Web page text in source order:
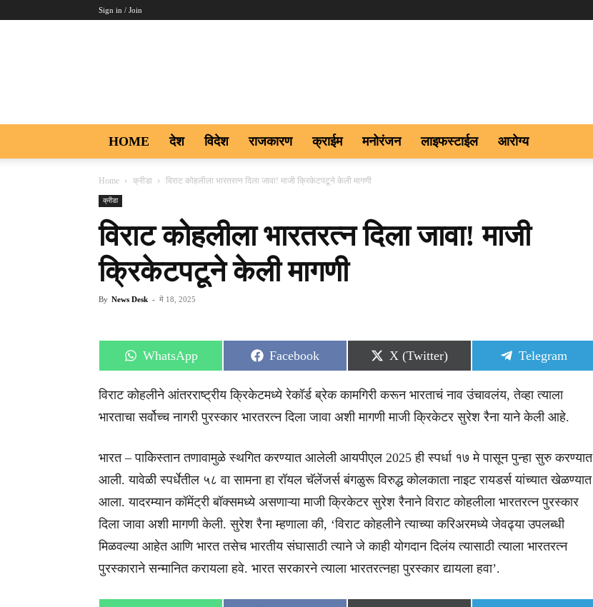
Sign in / Join
HOME देश विदेश राजकारण क्राईम मनोरंजन लाइफस्टाईल आरोग्य
Home क्रीडा विराट कोहलीला भारतरत्न दिला जावा! माजी क्रिकेटपटूने केली मागणी
क्रीडा
विराट कोहलीला भारतरत्न दिला जावा! माजी
क्रिकेटपटूने केली मागणी
By News Desk - मे 18, 2025
Share
on
WhatsApp
Share
on
Facebook
Share
on
X (Twitter)
Share
on
Telegram
विराट कोहलीने आंतरराष्ट्रीय क्रिकेटमध्ये रेकॉर्ड ब्रेक कामगिरी करून भारताचं नाव उंचावलंय, तेव्हा त्याला
भारताचा सर्वोच्च नागरी पुरस्कार भारतरत्न दिला जावा अशी मागणी माजी क्रिकेटर सुरेश रैना याने केली आहे.
भारत – पाकिस्तान तणावामुळे स्थगित करण्यात आलेली आयपीएल 2025 ही स्पर्धा १७ मे पासून पुन्हा सुरु करण्यात
आली. यावेळी स्पर्धेतील ५८ वा सामना हा रॉयल चॅलेंजर्स बंगळुरू विरुद्ध कोलकाता नाइट रायडर्स यांच्यात खेळण्यात
आला. यादरम्यान कॉमेंट्री बॉक्समध्ये असणाऱ्या माजी क्रिकेटर सुरेश रैनाने विराट कोहलीला भारतरत्न पुरस्कार
दिला जावा अशी मागणी केली. सुरेश रैना म्हणाला की, ‘विराट कोहलीने त्याच्या करिअरमध्ये जेवढ्या उपलब्धी
मिळवल्या आहेत आणि भारत तसेच भारतीय संघासाठी त्याने जे काही योगदान दिलंय त्यासाठी त्याला भारतरत्न
पुरस्काराने सन्मानित करायला हवे. भारत सरकारने त्याला भारतरत्नहा पुरस्कार द्यायला हवा’.